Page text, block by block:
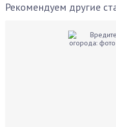
Рекомендуем другие